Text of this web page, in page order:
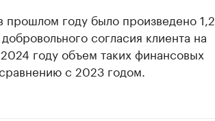
прошлом году было произведено 1,2
согласия клиента на
году объем таких финансовых
с 2023 годом.